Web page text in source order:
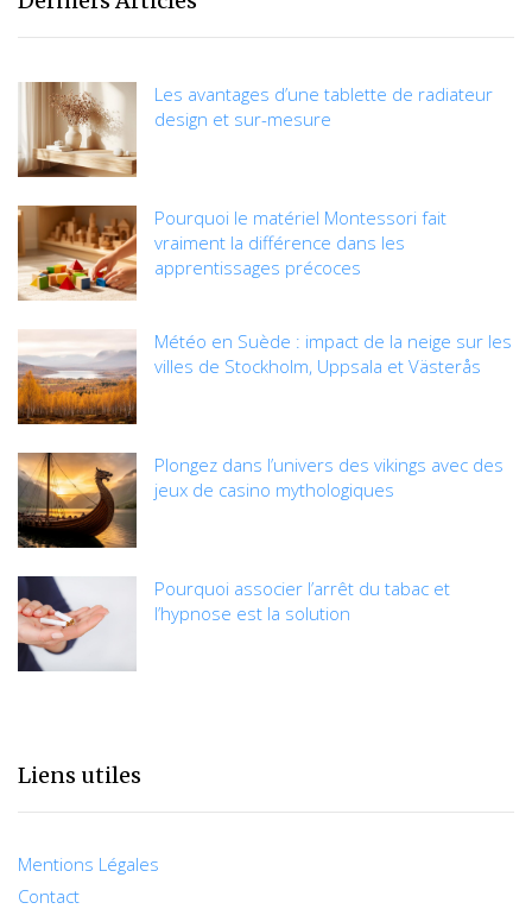
musique et de
chant
Les avantages d’une tablette de radiateur
design et sur-mesure
Pourquoi le matériel Montessori fait
vraiment la différence dans les
apprentissages précoces
Météo en Suède : impact de la neige sur les
villes de Stockholm, Uppsala et Västerås
Plongez dans l’univers des vikings avec des
jeux de casino mythologiques
Pourquoi associer l’arrêt du tabac et
l’hypnose est la solution
Liens utiles
Mentions Légales
Contact